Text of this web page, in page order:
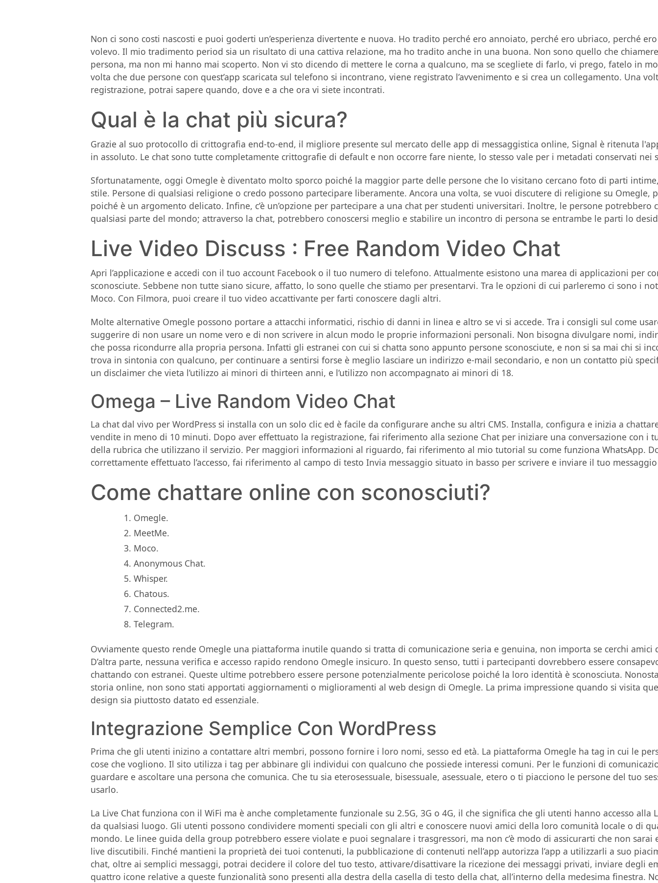
Non ci sono costi nascosti e puoi goderti un’esperienza divertente e nuova. Ho tradito perché ero annoiato, perché ero ubriaco, perché
volevo. Il mio tradimento period sia un risultato di una cattiva relazione, ma ho tradito anche in una buona. Non sono quello che
persona, ma non mi hanno mai scoperto. Non vi sto dicendo di mettere le corna a qualcuno, ma se scegliete di farlo, vi prego, fatelo in
volta che due persone con quest’app scaricata sul telefono si incontrano, viene registrato l’avvenimento e si crea un collegamento. Una
registrazione, potrai sapere quando, dove e a che ora vi siete incontrati.
Qual è la chat più sicura?
Grazie al suo protocollo di crittografia end-to-end, il migliore presente sul mercato delle app di messaggistica online, Signal è ritenuta
in assoluto. Le chat sono tutte completamente crittografie di default e non occorre fare niente, lo stesso vale per i metadati conservati nei
Sfortunatamente, oggi Omegle è diventato molto sporco poiché la maggior parte delle persone che lo visitano cercano foto di parti
stile. Persone di qualsiasi religione o credo possono partecipare liberamente. Ancora una volta, se vuoi discutere di religione su Omegle,
poiché è un argomento delicato. Infine, c’è un’opzione per partecipare a una chat per studenti universitari. Inoltre, le persone potrebbero
qualsiasi parte del mondo; attraverso la chat, potrebbero conoscersi meglio e stabilire un incontro di persona se entrambe le parti lo
Live Video Discuss : Free Random Video Chat
Apri l’applicazione e accedi con il tuo account Facebook o il tuo numero di telefono. Attualmente esistono una marea di applicazioni per
sconosciute. Sebbene non tutte siano sicure, affatto, lo sono quelle che stiamo per presentarvi. Tra le opzioni di cui parleremo ci sono i
Moco. Con Filmora, puoi creare il tuo video accattivante per farti conoscere dagli altri.
Molte alternative Omegle possono portare a attacchi informatici, rischio di danni in linea e altro se vi si accede. Tra i consigli sul come
suggerire di non usare un nome vero e di non scrivere in alcun modo le proprie informazioni personali. Non bisogna divulgare nomi,
che possa ricondurre alla propria persona. Infatti gli estranei con cui si chatta sono appunto persone sconosciute, e non si sa mai chi si
trova in sintonia con qualcuno, per continuare a sentirsi forse è meglio lasciare un indirizzo e-mail secondario, e non un contatto più
un disclaimer che vieta l’utilizzo ai minori di thirteen anni, e l’utilizzo non accompagnato ai minori di 18.
Omega – Live Random Video Chat
La chat dal vivo per WordPress si installa con un solo clic ed è facile da configurare anche su altri CMS. Installa, configura e inizia a
vendite in meno di 10 minuti. Dopo aver effettuato la registrazione, fai riferimento alla sezione Chat per iniziare una conversazione con i
della rubrica che utilizzano il servizio. Per maggiori informazioni al riguardo, fai riferimento al mio tutorial su come funziona WhatsApp.
correttamente effettuato l’accesso, fai riferimento al campo di testo Invia messaggio situato in basso per scrivere e inviare il tuo
Come chattare online con sconosciuti?
Omegle.
MeetMe.
Moco.
Anonymous Chat.
Whisper.
Chatous.
Connected2.me.
Telegram.
Ovviamente questo rende Omegle una piattaforma inutile quando si tratta di comunicazione seria e genuina, non importa se cerchi amici
D’altra parte, nessuna verifica e accesso rapido rendono Omegle insicuro. In questo senso, tutti i partecipanti dovrebbero essere
chattando con estranei. Queste ultime potrebbero essere persone potenzialmente pericolose poiché la loro identità è sconosciuta.
storia online, non sono stati apportati aggiornamenti o miglioramenti al web design di Omegle. La prima impressione quando si visita
design sia piuttosto datato ed essenziale.
Integrazione Semplice Con WordPress
Prima che gli utenti inizino a contattare altri membri, possono fornire i loro nomi, sesso ed età. La piattaforma Omegle ha tag in cui le
cose che vogliono. Il sito utilizza i tag per abbinare gli individui con qualcuno che possiede interessi comuni. Per le funzioni di
guardare e ascoltare una persona che comunica. Che tu sia eterosessuale, bisessuale, asessuale, etero o ti piacciono le persone del tuo
usarlo.
La Live Chat funziona con il WiFi ma è anche completamente funzionale su 2.5G, 3G o 4G, il che significa che gli utenti hanno accesso alla
da qualsiasi luogo. Gli utenti possono condividere momenti speciali con gli altri e conoscere nuovi amici della loro comunità locale o di
mondo. Le linee guida della group potrebbero essere violate e puoi segnalare i trasgressori, ma non c’è modo di assicurarti che non sarai
live discutibili. Finché mantieni la proprietà dei tuoi contenuti, la pubblicazione di contenuti nell’app autorizza l’app a utilizzarli a suo
chat, oltre ai semplici messaggi, potrai decidere il colore del tuo testo, attivare/disattivare la ricezione dei messaggi privati, inviare degli
quattro icone relative a queste funzionalità sono presenti alla destra della casella di testo della chat, all’interno della medesima finestra.